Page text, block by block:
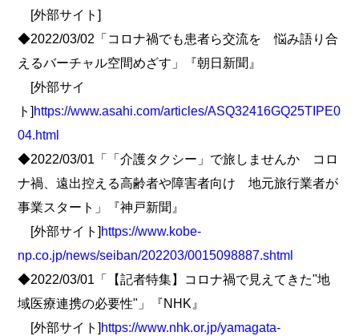
[外部サイト]
◆2022/03/02「コロナ禍でも患者ら交流を 悩み語り合
えるバーチャル空間めざす」『朝日新聞』
[外部サイ
ト] https://www.asahi.com/articles/ASQ32416GQ25TIPE0
04.html
◆2022/03/01「「介護タクシー」で旅しませんか コロ
ナ禍、遠出控える高齢者や障害者向け 地元旅行業者が
事業スタート」『神戸新聞』
[外部サイト] https://www.kobe-
np.co.jp/news/seiban/202203/0015098887.shtml
◆2022/03/01「【記者特集】コロナ禍で見えてきた"地
域医療連携の必要性"」『NHK』
[外部サイト] https://www.nhk.or.jp/yamagata-